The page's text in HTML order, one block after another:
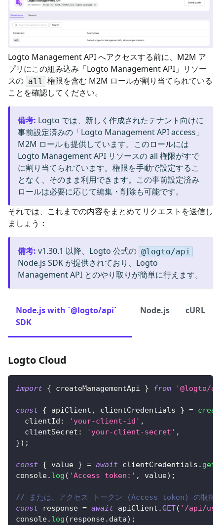
Logto Management API へアクセスする前に、M2M ア
プリにこの組み込み「Logto Management API」リソー
スの all
権限を含む M2M ロールが割り当てられている
ことを確認してください。
備考: Logto では、新しく作成されたテナント向けに
事前設定済みの「Logto Management API access」
M2M ロールも提供しています。このロールには
Logto Management API リソースの all 権限がすで
に割り当てられています。権限を手動で設定するこ
となく、そのまま利用できます。この事前設定済み
ロールは必要に応じて編集・削除も可能です。
それでは、これまでの内容をまとめてリクエストを送信し
ましょう：
備考: v1.30.1 以降、Logto 公式の @logto/api
Node.js SDK が提供されており、Logto
Management API とのやり取りが簡単に行えます。
Node.js with `@logto/api`
SDK
Node.js cURL
Logto Cloud
import { createManagementApi } from '@logto/
const { apiClient , clientCredentials } =
clientId : 'your-client-id' ,
clientSecret : 'your-client-secret' ,
}) ;
const { value } = await clientCredentials .
console. log ( 'Access token:' , value) ;
// または、アクセス トークン (Access token) の取得を
const response = await apiClient .GET( '/api/
console. log ( response. data) ;